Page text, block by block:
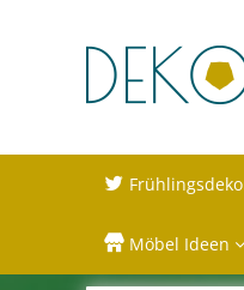
Frühlingsdeko
Möbel Ideen